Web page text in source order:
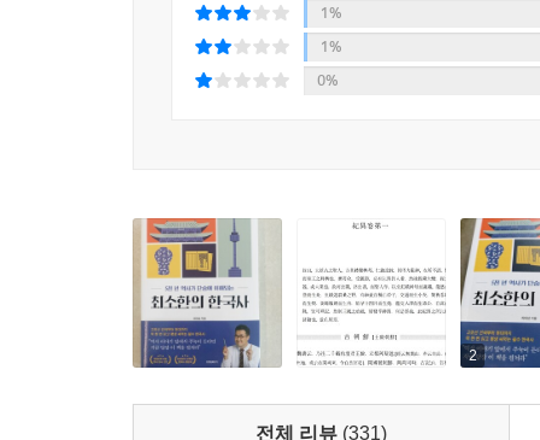
대화에 자신감을 불어넣고, 콘텐츠를 더 깊이 이해
세상을 읽는 통찰력을 키우는 교양 한국사 수업
이 책이 역사적으로 중요한 인물과 사건뿐 아
사대문의 이름은 어떻게 지어졌는지, 심부름을
일상 곳곳에 남긴 유산들을 소개함으로써 교양
지식을 갖출 때 대화에서 당당하게 목소리를 내
마리의 토끼를 모두 잡은 《최소한의 한국사》가
1%
1%
0%
2
전체 리뷰 (331)